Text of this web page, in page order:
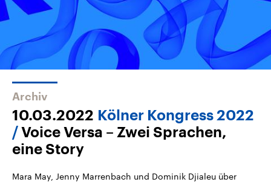
Archiv
10.03.2022 Kölner Kongress 2022
Voice Versa – Zwei Sprachen,
eine Story
Mara May, Jenny Marrenbach und Dominik Djialeu über